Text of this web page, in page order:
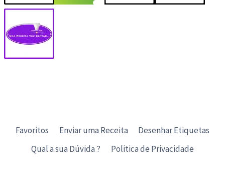
Favoritos Enviar uma Receita
Desenhar Etiquetas
Qual a sua Dúvida ?
Politica de Privacidade